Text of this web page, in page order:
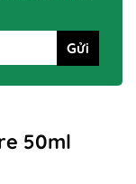
50ml